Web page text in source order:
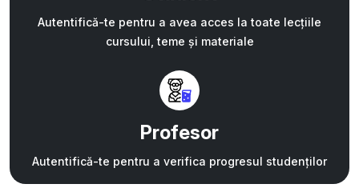
Autentifică-te pentru a avea acces la toate lecțiile
cursului, teme și materiale
Profesor
Autentifică-te pentru a verifica progresul studenților